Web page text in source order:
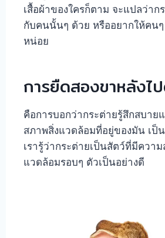
เสื้อผ้าของใครก็ตาม จะแปลว่าก
กับคนนั้นๆ ด้วย หรืออยากให้คน
หน่อย
การยืดสองขาหลังไ
คือการบอกว่ากระต่ายรู้สึกสบาย
สภาพสิ่งแวดล้อมที่อยู่ของมัน เป็
เรารู้ว่ากระต่ายเป็นสัตว์ที่มีควา
แวดล้อมรอบๆ ตัวเป็นอย่างดี